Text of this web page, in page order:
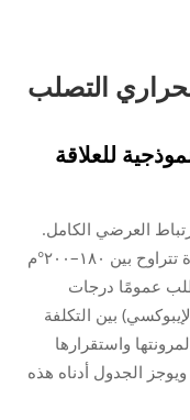
التصلب
للعلاقة
العرضي الكامل.
وتُستخدم أنظمة البوليستر — التي تُفضَّل لمتانتها في الاستخدام الخارجي — عادةً عند درجات حرارة تتراوح بين ١٨٠–٢٠٠°م
عمومًا درجات
والإيبوكسي) بين التكلفة
التي تُختار لمرونتها واستقرارها
فتتصلب عند درجات حرارة تتراوح بين ١٨٠–٢٠٠°م خلال ١٠–١٥ دقيقة. ويوجز الجدول أدناه هذه